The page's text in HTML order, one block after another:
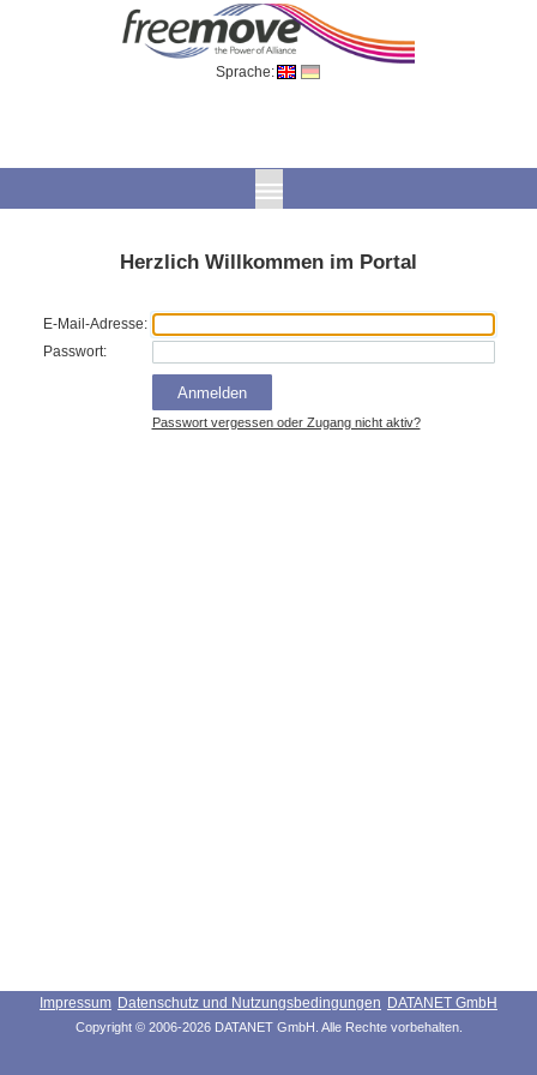
Sprache:
Herzlich Willkommen im Portal
E-Mail-Adresse:
Passwort:
Anmelden
Passwort vergessen oder Zugang nicht aktiv?
Impressum Datenschutz und Nutzungsbedingungen DATANET GmbH
Copyright © 2006-2026 DATANET GmbH. Alle Rechte vorbehalten.